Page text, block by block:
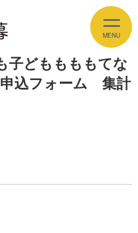
どももももてな
込フォーム 集計